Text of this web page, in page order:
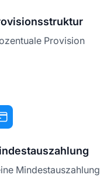
Provision
Mindestauszahlung